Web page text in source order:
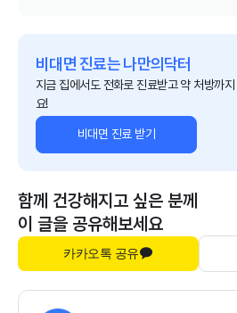
비대면 진료는 나만의닥터
지금 집에서도 전화로 진료받고 약 처방까
요!
비대면 진료 받기
함께 건강해지고 싶은 분께
이 글을 공유해보세요
카카오톡 공유